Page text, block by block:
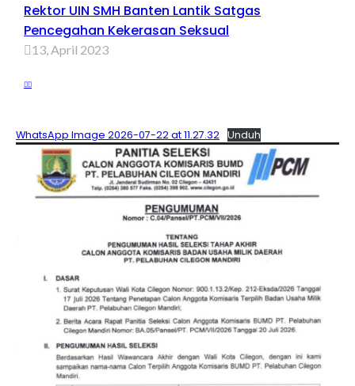
Rektor UIN SMH Banten Lantik Satgas
Pencegahan Kekerasan Seksual
13, April 2023
WhatsApp Image 2026-07-22 at 11.27.32 Unduh